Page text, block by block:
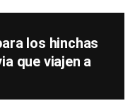
los hinchas
que viajen a